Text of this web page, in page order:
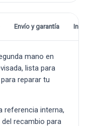
Envío y garantía
mano en
lista para
reparar tu
referencia interna,
recambio para